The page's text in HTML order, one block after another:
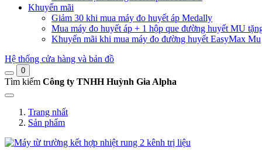
Khuyến mãi
Giảm 30 khi mua máy đo huyết áp Medally
Mua máy đo huyết áp + 1 hộp que đường huyết MU
Khuyến mãi khi mua máy đo đường huyết EasyMax Mu
Hệ thống cửa hàng và bản đồ
0
Tìm kiếm Công ty TNHH Huỳnh Gia Alpha
Trang nhất
Sản phẩm